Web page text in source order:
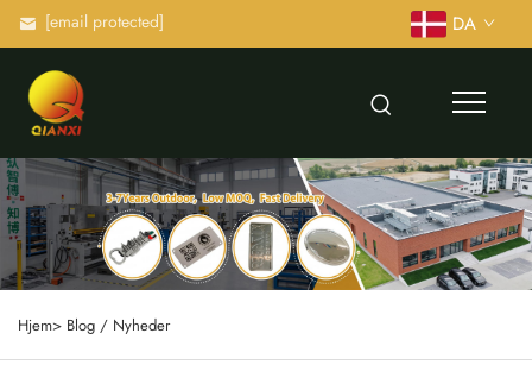
[email protected] DA
Hjem> Blog / Nyheder